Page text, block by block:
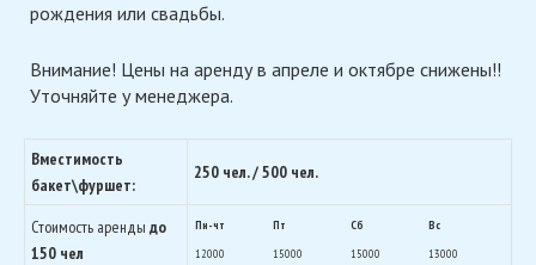
рождения или свадьбы.
Внимание! Цены на аренду в апреле и октябре снижены!!
Уточняйте у менеджера.
Вместимость
бакет\фуршет:
250 чел. / 500 чел.
Стоимость аренды до
150 чел
Пн-чт Пт Сб
Вс
12000
15000 15000 13000